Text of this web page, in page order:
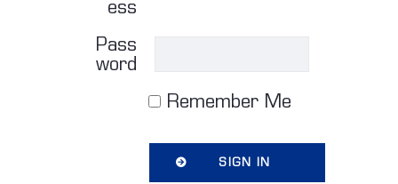
ess
Pass
word
Remember Me
SIGN IN